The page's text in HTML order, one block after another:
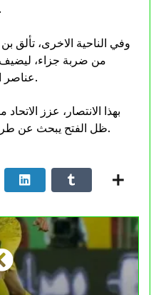
الشباك، مانحًا الاتحاد الأفضلية.
وفي الناحية الاخرى، تألق
من ضربة جزاء، ليضيف
عناصر الفريق المميزين رغم الخسارة.
بهذا الانتصار، عزز
ظل الفتح يبحث عن طريق العودة في الجولات المقبلة.